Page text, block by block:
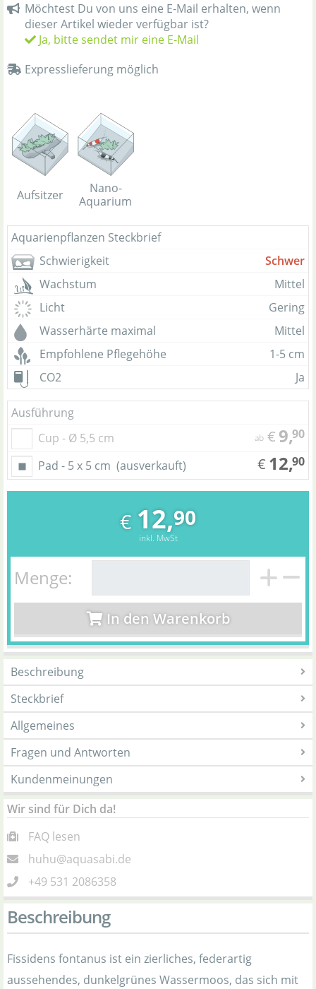
Möchtest Du von uns eine E-Mail erhalten, wenn
dieser Artikel wieder verfügbar ist?
Ja, bitte sendet mir eine E-Mail
Expresslieferung möglich
Aufsitzer
Nano-
Aquarium
Aquarienpflanzen Steckbrief
Schwierigkeit
Schwer
Wachstum
Mittel
Licht
Gering
Wasserhärte maximal
Mittel
Empfohlene Pflegehöhe
1-5 cm
CO2
Ja
Ausführung
Cup - Ø 5,5 cm
ab € 9,90
Pad - 5 x 5 cm (ausverkauft) € 12,90
€ 12,90
inkl. MwSt
Menge:
In den Warenkorb
Beschreibung
Steckbrief
Allgemeines
Fragen und Antworten
Kundenmeinungen
Wir sind für Dich da!
FAQ lesen
huhu@aquasabi.de
+49 531 2086358
Beschreibung
Fissidens fontanus ist ein zierliches, federartig
aussehendes, dunkelgrünes Wassermoos, das sich mit